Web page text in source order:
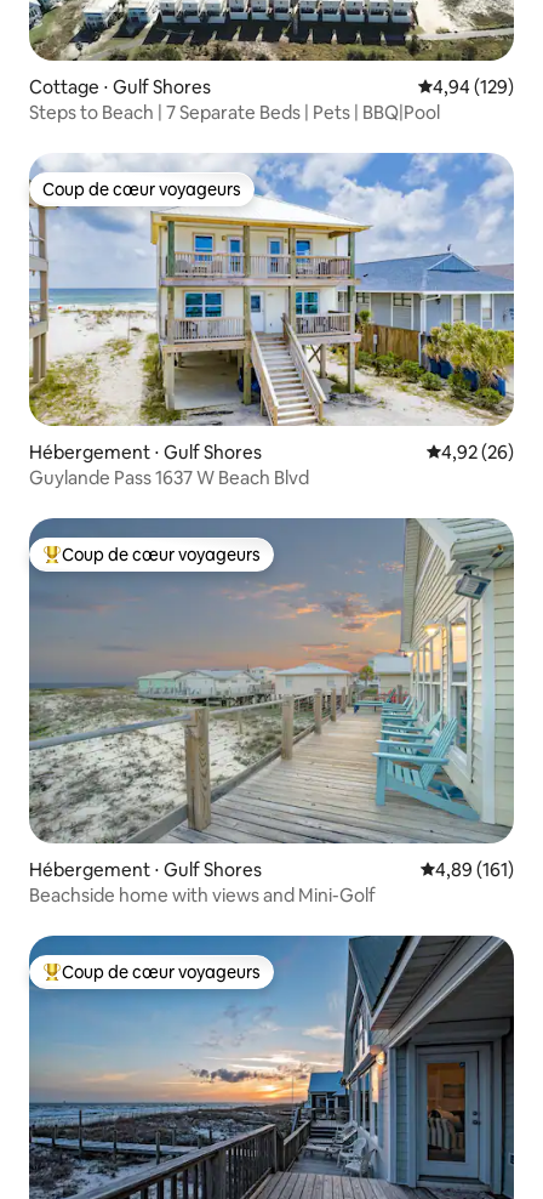
Cottage ⋅ Gulf Shores Évaluation
4,94 (129)
Steps to Beach | 7 Separate Beds | Pets | BBQ|Pool
Coup de cœur voyageurs
Coup de cœur voyageurs
Hébergement ⋅ Gulf Shores Évaluation
4,92 (26)
Guylande Pass 1637 W Beach Blvd
Coups de cœur voyageurs les plus appréciés
Coup de cœur voyageurs
Hébergement ⋅ Gulf Shores Évaluation
4,89 (161)
Beachside home with views and Mini-Golf
Coups de cœur voyageurs les plus appréciés
Coup de cœur voyageurs